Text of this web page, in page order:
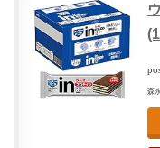
森